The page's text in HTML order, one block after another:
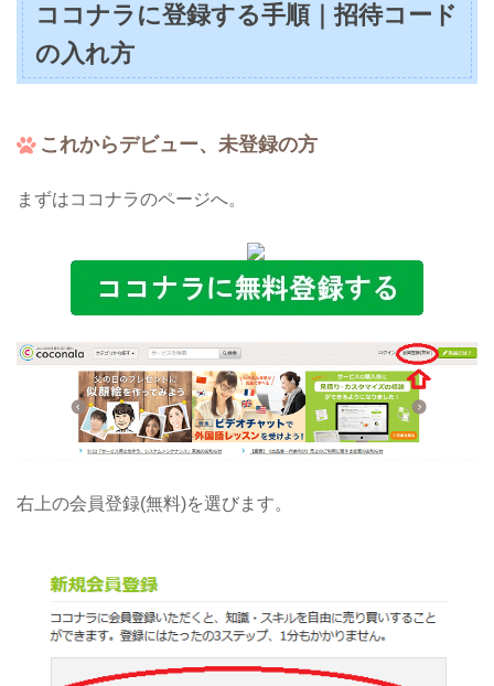
ココナラに登録する手順｜招待コード
の入れ方
これからデビュー、未登録の方
まずはココナラのページへ。
右上の会員登録(無料)を選びます。